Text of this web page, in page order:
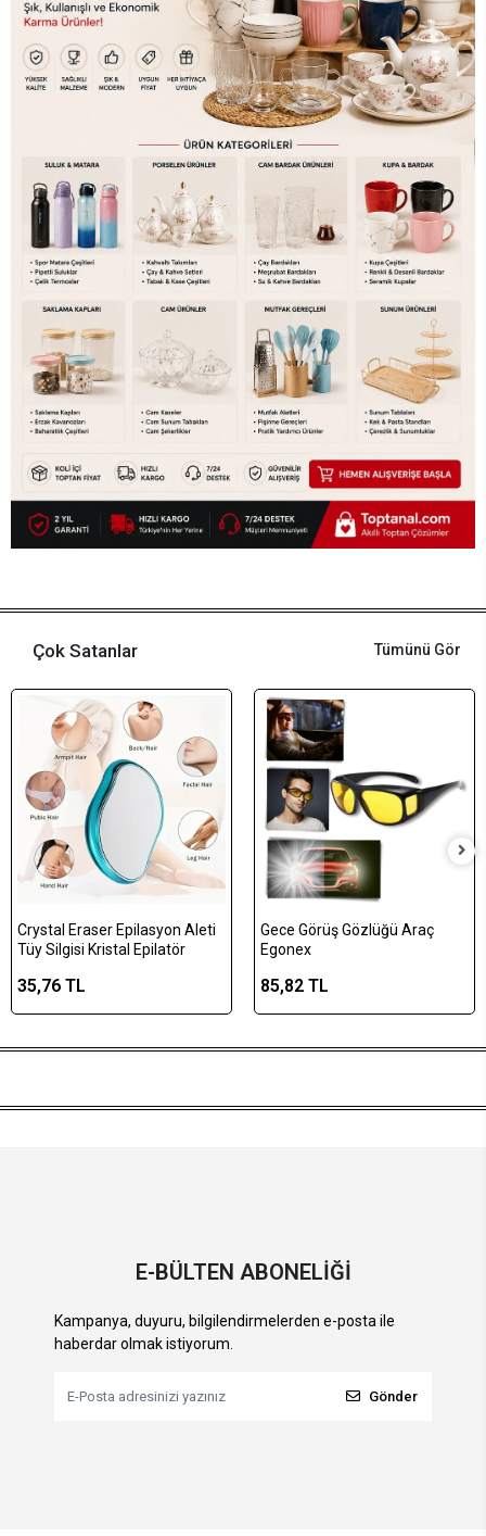
Çok Satanlar Tümünü Gör
Crystal Eraser Epilasyon Aleti
Tüy Silgisi Kristal Epilatör
35,76 TL
Gece Görüş Gözlüğü Araç
Egonex
85,82 TL
E-BÜLTEN ABONELİĞİ
Kampanya, duyuru, bilgilendirmelerden e-posta ile
haberdar olmak istiyorum.
Gönder